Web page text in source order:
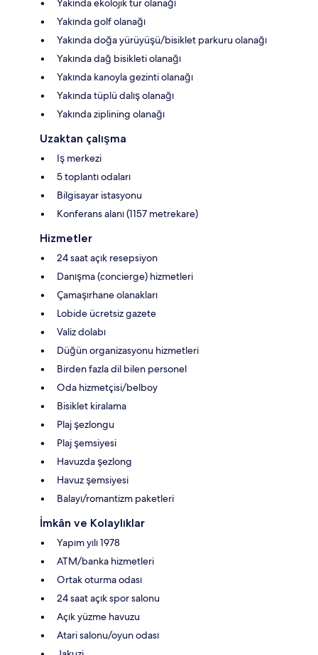
Yakında ekolojik tur olanağı
Yakında golf olanağı
Yakında doğa yürüyüşü/bisiklet parkuru olanağı
Yakında dağ bisikleti olanağı
Yakında kanoyla gezinti olanağı
Yakında tüplü dalış olanağı
Yakında ziplining olanağı
Uzaktan çalışma
Iş merkezi
5 toplantı odaları
Bilgisayar istasyonu
Konferans alanı (1157 metrekare)
Hizmetler
24 saat açık resepsiyon
Danışma (concierge) hizmetleri
Çamaşırhane olanakları
Lobide ücretsiz gazete
Valiz dolabı
Düğün organizasyonu hizmetleri
Birden fazla dil bilen personel
Oda hizmetçisi/belboy
Bisiklet kiralama
Plaj şezlongu
Plaj şemsiyesi
Havuzda şezlong
Havuz şemsiyesi
Balayı/romantizm paketleri
İmkân ve Kolaylıklar
Yapım yılı 1978
ATM/banka hizmetleri
Ortak oturma odası
24 saat açık spor salonu
Açık yüzme havuzu
Atari salonu/oyun odası